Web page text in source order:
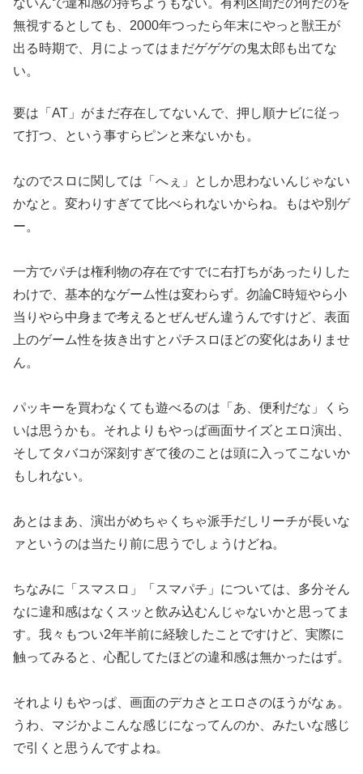
ないんで違和感の持ちようもない。有利区間だの何だのを
無視するとしても
、2000年つったら年末にやっと獣王が
出る時期で、月によってはまだゲゲゲの鬼太郎も出てな
い。
要は「AT」がまだ存在してないんで、押し順ナビに従っ
て打つ、という事すらピンと来ないかも 。
なのでスロに関しては「へぇ」としか思わないんじゃない
かなと。 変わりすぎてて比べられないからね。もはや別ゲ
ー。
一方でパチは権利物の存在ですでに右打ちがあったりした
わけで、 基本的なゲーム性は変わらず。勿論C時短やら小
当りやら中身まで考えるとぜんぜん違うんですけど、表面
上のゲーム性を抜き出すとパチスロほどの変化はありませ
ん。
パッキーを買わなくても遊べるのは「あ、便利だな」くら
いは思う かも。それよりもやっぱ画面サイズとエロ演出、
そしてタバコが深刻すぎて後のことは頭に入ってこないか
もしれない。
あとはまあ、演出がめちゃくちゃ派手だしリーチが長いな
ァという のは当たり前に思うでしょうけどね。
ちなみに「スマスロ」「スマパチ」については、多分そん
なに違和感はなくスッと飲み込むんじゃないかと思ってま
す。 我々もつい2年半前に経験したことですけど、実際に
触ってみると
、心配してたほどの違和感は無かったはず。
それよりもやっぱ、画面のデカさとエロさのほうがなぁ。
うわ、マジかよこんな感じになってんのか、みたいな感じ
で引くと思うんですよね。